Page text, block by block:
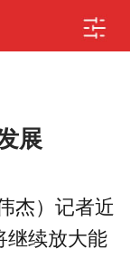
展
）记者近
继续放大能